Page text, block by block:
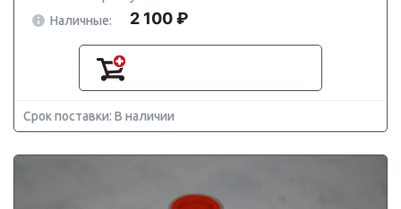
Наличные:
2 100 ₽
Срок поставки: В наличии